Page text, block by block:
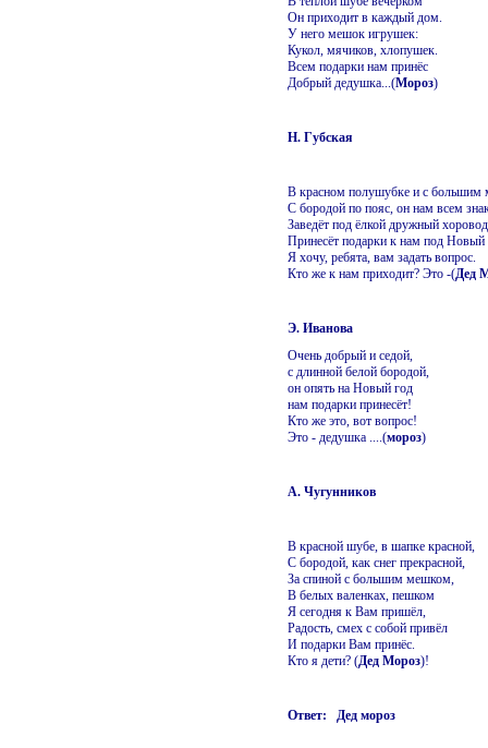
Он приходит в каждый дом.
У него мешок игрушек:
Кукол, мячиков, хлопушек.
Всем подарки нам принёс
Добрый дедушка...(Мороз)
Н. Губская
В красном полушубке и с большим
С бородой по пояс, он нам всем
Заведёт под ёлкой дружный
Принесёт подарки к нам под Новый
Я хочу, ребята, вам задать вопрос.
Кто же к нам приходит? Это -(Дед
Э. Иванова
Очень добрый и седой,
с длинной белой бородой,
он опять на Новый год
нам подарки принесёт!
Кто же это, вот вопрос!
Это - дедушка ....(мороз)
А. Чугунников
В красной шубе, в шапке красной,
С бородой, как снег прекрасной,
За спиной с большим мешком,
В белых валенках, пешком
Я сегодня к Вам пришёл,
Радость, смех с собой привёл
И подарки Вам принёс.
Кто я дети? (Дед Мороз)!
Ответ: Дед мороз